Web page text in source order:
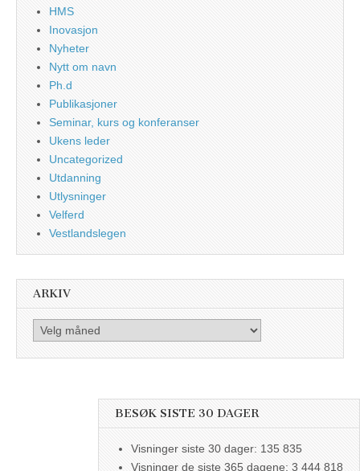
HMS
Inovasjon
Nyheter
Nytt om navn
Ph.d
Publikasjoner
Seminar, kurs og konferanser
Ukens leder
Uncategorized
Utdanning
Utlysninger
Velferd
Vestlandslegen
ARKIV
Arkiv
BESØK SISTE 30 DAGER
Visninger siste 30 dager: 135 835
Visninger de siste 365 dagene: 3 444 818